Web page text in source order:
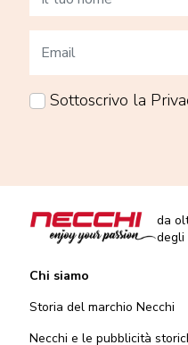
Sottoscrivo la
da
degli
Chi siamo
Storia del marchio Necchi
Necchi e le pubblicità